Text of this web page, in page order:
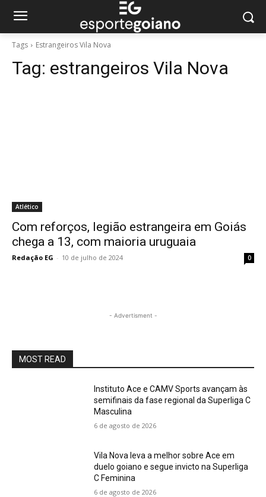
Tags Estrangeiros Vila Nova
Tag: estrangeiros Vila Nova
Atlético
Com reforços, legião estrangeira em Goiás
chega a 13, com maioria uruguaia
Redação EG - 10 de julho de 2024 0
- Advertisment -
MOST READ
Instituto Ace e CAMV Sports avançam às
semifinais da fase regional da Superliga C
Masculina
6 de agosto de 2026
Vila Nova leva a melhor sobre Ace em
duelo goiano e segue invicto na Superliga
C Feminina
6 de agosto de 2026